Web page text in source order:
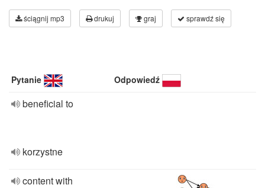
ściągnij mp3 drukuj graj sprawdź się
Pytanie Odpowiedź
beneficial to
korzystne
content with